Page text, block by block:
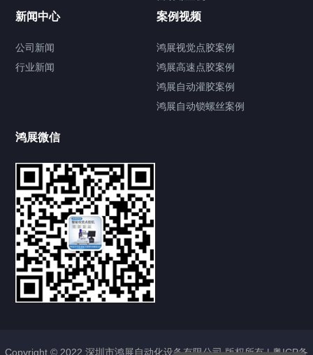
提交您的需求，获取产品资料与报价
亦可拨打我们的24小时服务咨询热线
185-7668-2958
新闻中心
公司新闻
行业新闻
案例视频
鸿展视觉点胶案例
鸿展高速点胶案例
鸿展自动灌胶案例
鸿展自动锁螺丝案例
鸿展微信
Copyright © 2022 深圳市鸿展自动化设备有限公司 版权所有 |粤ICP备